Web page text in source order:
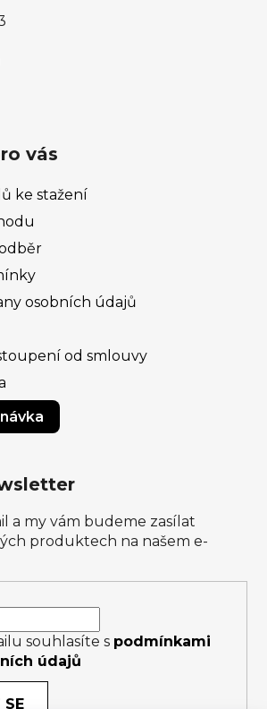
vás
ke stažení
osobních údajů
od smlouvy
a my vám budeme zasílat
produktech na našem e-
souhlasíte s podmínkami
údajů
SE